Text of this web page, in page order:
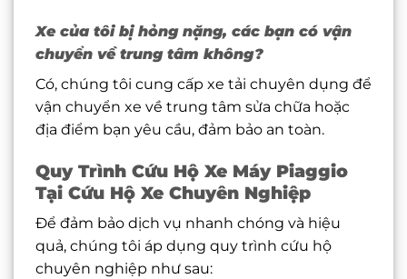
Xe của tôi bị hỏng nặng, các bạn có vận
chuyển về trung tâm không?
Có, chúng tôi cung cấp xe tải chuyên dụng để
vận chuyển xe về trung tâm sửa chữa hoặc
địa điểm bạn yêu cầu, đảm bảo an toàn.
Quy Trình Cứu Hộ Xe Máy Piaggio
Tại Cứu Hộ Xe Chuyên Nghiệp
Để đảm bảo dịch vụ nhanh chóng và hiệu
quả, chúng tôi áp dụng quy trình cứu hộ
chuyên nghiệp như sau: